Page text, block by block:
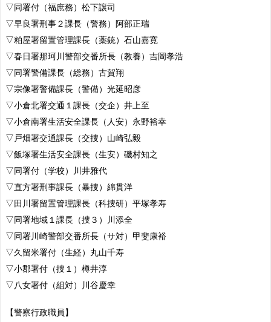
▽同署付（福庶務）松下譲司
▽早良署刑事２課長（警務）阿部正瑞
▽粕屋署留置管理課長（薬銃）石山嘉寛
▽春日署那珂川警部交番所長（教養）吉岡孝浩
▽同署警備課長（総務）古賀翔
▽宗像署警備課長（警備）光延昭彦
▽小倉北署交通１課長（交企）井上至
▽小倉南署生活安全課長（人安）永野裕幸
▽戸畑署交通課長（交捜）山崎弘毅
▽飯塚署生活安全課長（生安）磯村知之
▽同署付（学校）川井雅代
▽直方署刑事課長（暴捜）綿貫洋
▽田川署留置管理課長（科捜研）平塚孝寿
▽同署地域１課長（捜３）川添全
▽同署川崎警部交番所長（サ対）甲斐康裕
▽久留米署付（生経）丸山千寿
▽小郡署付（捜１）樽井淳
▽八女署付（組対）川谷慶幸
【警察行政職員】